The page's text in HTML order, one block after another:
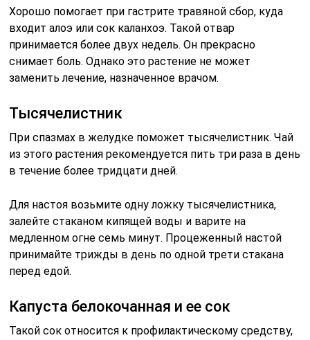
Хорошо помогает при гастрите травяной сбор, куда
входит алоэ или сок каланхоэ. Такой отвар
принимается более двух недель. Он прекрасно
снимает боль. Однако это растение не может
заменить лечение, назначенное врачом.
Тысячелистник
При спазмах в желудке поможет тысячелистник. Чай
из этого растения рекомендуется пить три раза в день
в течение более тридцати дней.
Для настоя возьмите одну ложку тысячелистника,
залейте стаканом кипящей воды и варите на
медленном огне семь минут. Процеженный настой
принимайте трижды в день по одной трети стакана
перед едой.
Капуста белокочанная и ее сок
Такой сок относится к профилактическому средству,